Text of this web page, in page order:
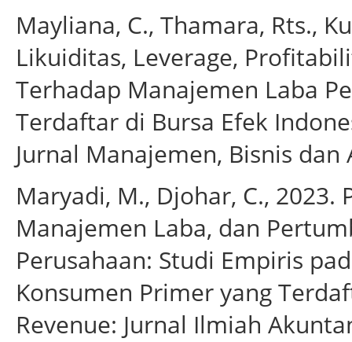
Mayliana, C., Thamara, Rts.,
Likuiditas, Leverage,
Terhadap Manajemen Laba
Terdaftar di Bursa Efek
Jurnal Manajemen, Bisnis dan
Maryadi, M., Djohar, C., 2023.
Manajemen Laba, dan
Perusahaan: Studi Empiris
Konsumen Primer yang
Revenue: Jurnal Ilmiah